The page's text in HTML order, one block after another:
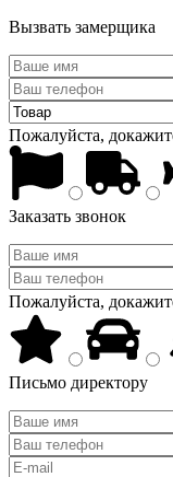
Вызвать замерщика
Пожалуйста,
Заказать звонок
Пожалуйста,
Письмо директору